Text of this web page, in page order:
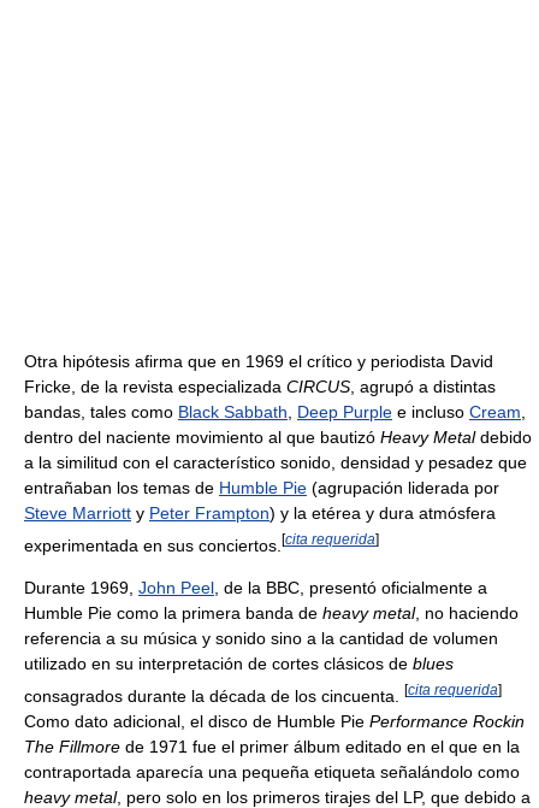
Otra hipótesis afirma que en 1969 el crítico y periodista David
Fricke, de la revista especializada CIRCUS , agrupó a distintas
bandas, tales como Black Sabbath Deep Purple e incluso Cream
dentro del naciente movimiento al que bautizó Heavy Metaldebido
a la similitud con el característico sonido, densidad y pesadez que
entrañaban los temas de Humble Pie (agrupación liderada por
Steve Marriott y Peter Frampton) y la etérea y dura atmósfera
experimentada en sus conciertos. [cita requerida]
Durante 1969, John Peel, de la BBC, presentó oficialmente a
Humble Pie como la primera banda de heavy metal, no haciendo
referencia a su música y sonido sino a la cantidad de volumen
utilizado en su interpretación de cortes clásicos de blues
consagrados durante la década de los cincuenta.
[cita requerida]
Como dato adicional, el disco de Humble Pie Performance Rockin
The Fillmore de 1971 fue el primer álbum editado en el que en la
contraportada aparecía una pequeña etiqueta señalándolo como
heavy metal, pero solo en los primeros tirajes del LP, que debido a